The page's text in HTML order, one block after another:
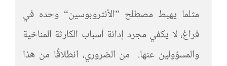
مثلما يهبط مصطلح ”الأنثروبوسين“ وحده في
فراغ، لا يكفي مجرد إدانة أسباب الكارثة المناخية
والمسؤولين عنها. من الضروري، انطلاقًا من هذا